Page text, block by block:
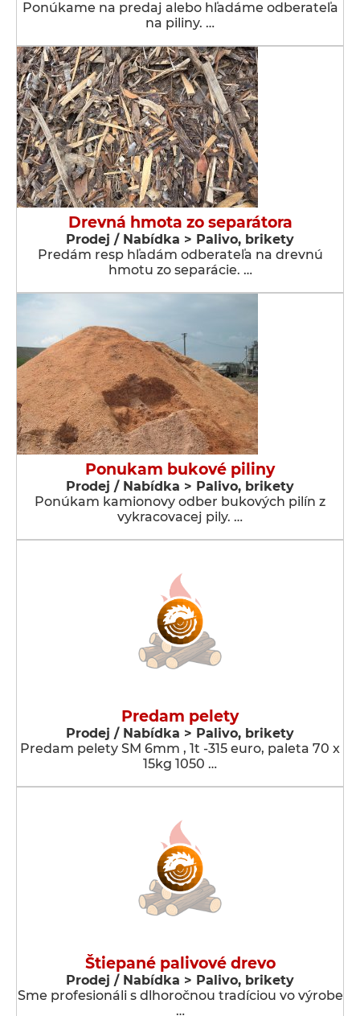
Ponúkame na predaj alebo hľadáme odberateľa
na piliny. …
Drevná hmota zo separátora
Prodej / Nabídka > Palivo, brikety
Predám resp hľadám odberateľa na drevnú
hmotu zo separácie. …
Ponukam bukové piliny
Prodej / Nabídka > Palivo, brikety
Ponúkam kamionovy odber bukových pilín z
vykracovacej pily. …
Predam pelety
Prodej / Nabídka > Palivo, brikety
Predam pelety SM 6mm , 1t -315 euro, paleta 70 x
15kg 1050 …
Štiepané palivové drevo
Prodej / Nabídka > Palivo, brikety
Sme profesionáli s dlhoročnou tradíciou vo výrobe
…